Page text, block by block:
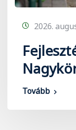
2026.
Tovább